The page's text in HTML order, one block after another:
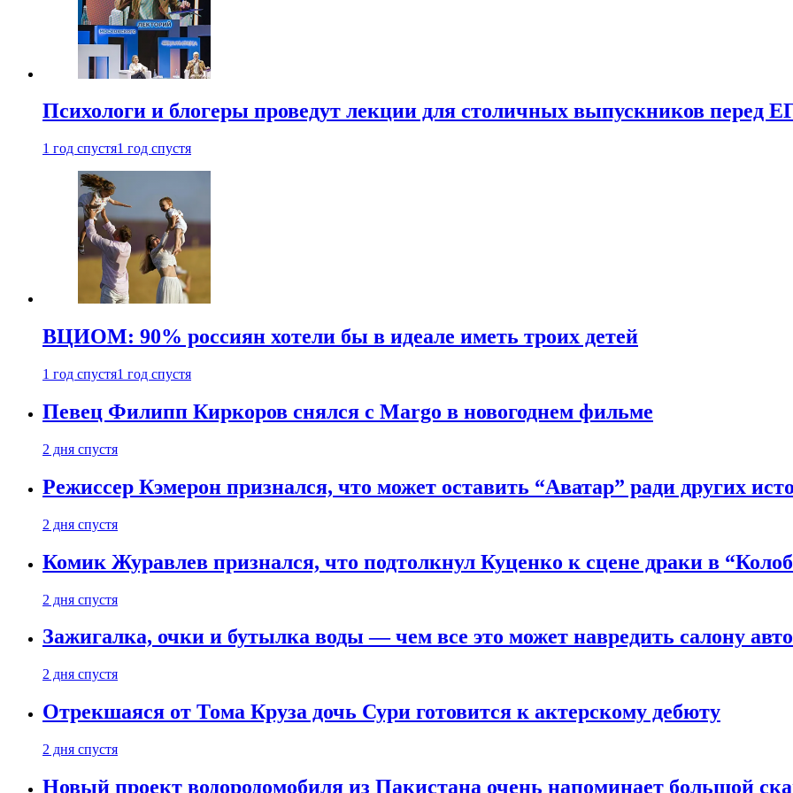
Психологи и блогеры проведут лекции для столичных выпускников перед
1 год спустя1 год спустя
ВЦИОМ: 90% россиян хотели бы в идеале иметь троих детей
1 год спустя1 год спустя
Певец Филипп Киркоров снялся с Margo в новогоднем фильме
2 дня спустя
Режиссер Кэмерон признался, что может оставить “Аватар” ради других
2 дня спустя
Комик Журавлев признался, что подтолкнул Куценко к сцене драки в
2 дня спустя
Зажигалка, очки и бутылка воды — чем все это может навредить салону
2 дня спустя
Отрекшаяся от Тома Круза дочь Сури готовится к актерскому дебюту
2 дня спустя
Новый проект водородомобиля из Пакистана очень напоминает большой